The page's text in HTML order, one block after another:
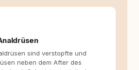
sind verstopfte und
neben dem After des